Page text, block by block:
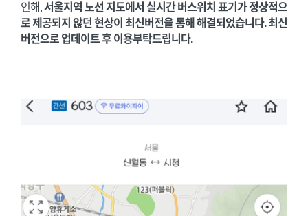
인해,서울지역 노선 지도에서 실시간 버스위치 표기가 정상적으
로 제공되지 않던 현상이 최신버전을 통해 해결되었습니다. 최신
버전으로 업데이트 후 이용부탁드립니다.